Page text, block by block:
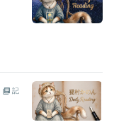
記